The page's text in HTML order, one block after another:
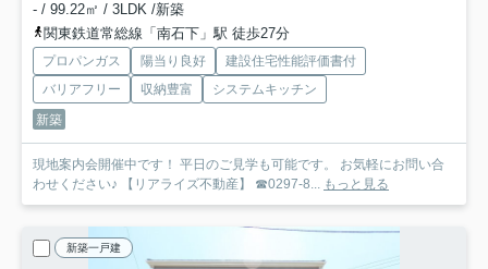
- / 99.22㎡ / 3LDK /新築
関東鉄道常総線「南石下」駅 徒歩27分
プロパンガス 陽当り良好
建設住宅性能評価書付
バリアフリー
収納豊富
システムキッチン
新築
現地案内会開催中です！ 平日のご見学も可能です。 お気軽にお問い合
わせください♪ 【リアライズ不動産】 ☎0297-8... もっと見る
新築一戸建